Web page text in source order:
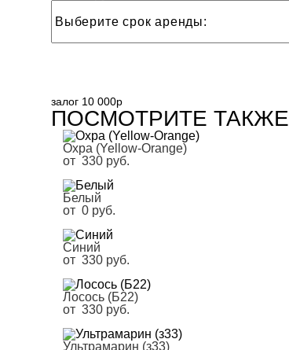
залог 10 000р
ПОСМОТРИТЕ ТАКЖЕ
Охра (Yellow-Orange)
от 330 pуб.
Белый
от 0 pуб.
Синий
от 330 pуб.
Лосось (Б22)
от 330 pуб.
Ультрамарин (з33)